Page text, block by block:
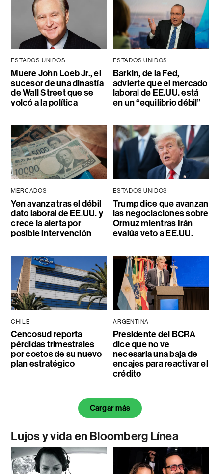
ESTADOS UNIDOS
Muere John Loeb Jr., el
sucesor de una dinastía
de Wall Street que se
volcó a la política
ESTADOS UNIDOS
Barkin, de la Fed,
advierte que el mercado
laboral de EE.UU. está
en un “equilibrio débil”
MERCADOS
Yen avanza tras el débil
dato laboral de EE.UU. y
crece la alerta por
posible intervención
ESTADOS UNIDOS
Trump dice que avanzan
las negociaciones sobre
Ormuz mientras Irán
evalúa veto a EE.UU.
CHILE
Cencosud reporta
pérdidas trimestrales
por costos de su nuevo
plan estratégico
ARGENTINA
Presidente del BCRA
dice que no ve
necesaria una baja de
encajes para reactivar el
crédito
Cargar más
Lujos y vida en Bloomberg Línea